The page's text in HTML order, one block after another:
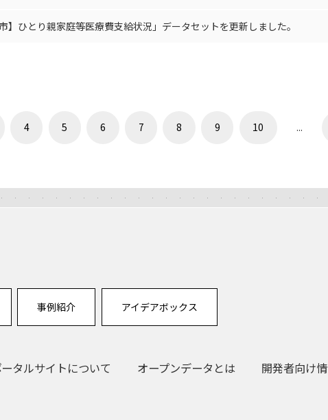
】ひとり親家庭等医療費支給状況」データセットを更新しました。
4 5 6 7 8 9 10 ...
事例紹介 アイデアボックス
タルサイトについて オープンデータとは 開発者向け